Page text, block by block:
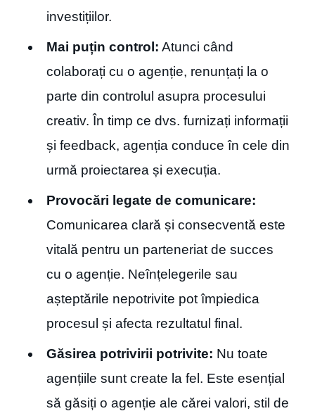
investițiilor.
Mai puțin control: Atunci când
colaborați cu o agenție, renunțați la o
parte din controlul asupra procesului
creativ. În timp ce dvs. furnizați informații
și feedback, agenția conduce în cele din
urmă proiectarea și execuția.
Provocări legate de comunicare:
Comunicarea clară și consecventă este
vitală pentru un parteneriat de succes
cu o agenție. Neînțelegerile sau
așteptările nepotrivite pot împiedica
procesul și afecta rezultatul final.
Găsirea potrivirii potrivite: Nu toate
agențiile sunt create la fel. Este esențial
să găsiți o agenție ale cărei valori, stil de